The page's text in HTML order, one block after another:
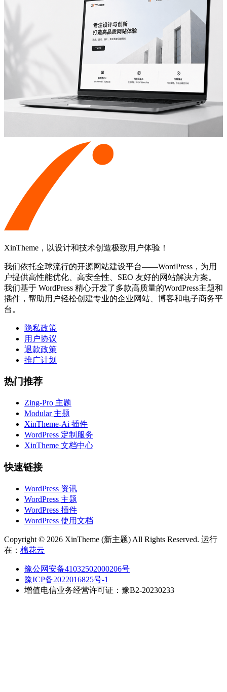
XinTheme，以设计和技术创造极致用户体验！
我们依托全球流行的开源网站建设平台——WordPress，为用
户提供高性能优化、高安全性、SEO 友好的网站解决方案。
我们基于 WordPress 精心开发了多款高质量的WordPress主题和
插件，帮助用户轻松创建专业的企业网站、博客和电子商务平
台。
隐私政策
用户协议
退款政策
推广计划
热门推荐
Zing-Pro 主题
Modular 主题
XinTheme-Ai 插件
WordPress 定制服务
XinTheme 文档中心
快速链接
WordPress 资讯
WordPress 主题
WordPress 插件
WordPress 使用文档
Copyright © 2026 XinTheme (新主题) All Rights Reserved. 运行
在： 棉花云
豫公网安备41032502000206号
豫ICP备2022016825号-1
增值电信业务经营许可证：豫B2-20230233